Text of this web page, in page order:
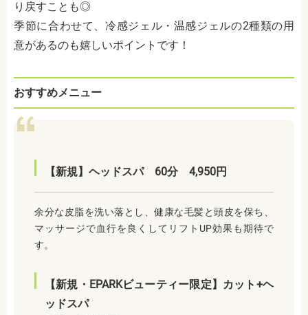
り戻すことも◎
季節に合わせて、冷感ジェル・温感ジェルの2種類の用
意があるのも嬉しいポイントです！
おすすめメニュー
【新規】ヘッドスパ 60分 4,950円
余分な皮脂を洗い落とし、健康な毛髪と頭皮を保ち、
マッサージで血行を良くしてリフトUP効果も期待で
す。
【新規・EPARKビューティー限定】カット+ヘ
ッドスパ